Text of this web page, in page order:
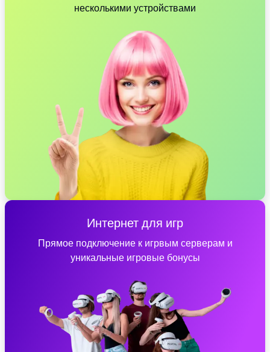
несколькими устройствами
Интернет для игр
Прямое подключение к игрвым серверам и
уникальные игровые бонусы